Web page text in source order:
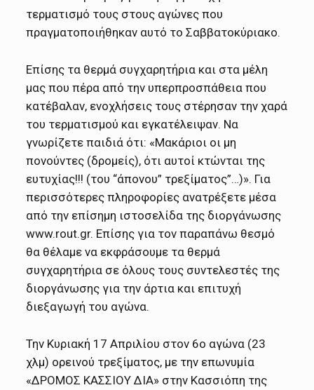
τερματισμό τους στους αγώνες που
πραγματοποιήθηκαν αυτό το Σαββατοκύριακο.
Επίσης τα θερμά συγχαρητήρια και στα μέλη
μας που πέρα από την υπερπροσπάθεια που
κατέβαλαν, ενοχλήσεις τους στέρησαν την χαρά
του τερματισμού και εγκατέλειψαν. Να
γνωρίζετε παιδιά ότι: «Μακάριοι οι μη
πονούντες (δρομείς), ότι αυτοί κτώνται της
ευτυχίας!!! (του “άπονου” τρεξίματος”…)». Για
περισσότερες πληροφορίες ανατρέξετε μέσα
από την επίσημη ιστοσελίδα της διοργάνωσης
www.rout.gr. Επίσης για τον παραπάνω θεσμό
θα θέλαμε να εκφράσουμε τα θερμά
συγχαρητήρια σε όλους τους συντελεστές της
διοργάνωσης για την άρτια και επιτυχή
διεξαγωγή του αγώνα.
Την Κυριακή 17 Απριλίου στον 6ο αγώνα (23
χλμ) ορεινού τρεξίματος, με την επωνυμία
«ΔΡΟΜΟΣ ΚΑΣΣΙΟΥ ΔΙΑ» στην Κασσιόπη της